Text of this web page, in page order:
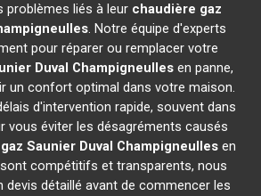
problèmes liés à leur chaudière gaz
. Notre équipe d'experts
pour réparer ou remplacer votre
Duval Champigneulles en panne,
un confort optimal dans votre maison.
d'intervention rapide, souvent dans
vous éviter les désagréments causés
Saunier Duval Champigneulles en
compétitifs et transparents, nous
détaillé avant de commencer les